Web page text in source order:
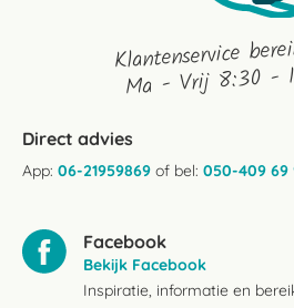
Klantenservice
Ma - Vrij 8:30 -
Direct advies
App: 06-21959869 of bel: 050-409 69
Facebook
Bekijk Facebook
Inspiratie, informatie en